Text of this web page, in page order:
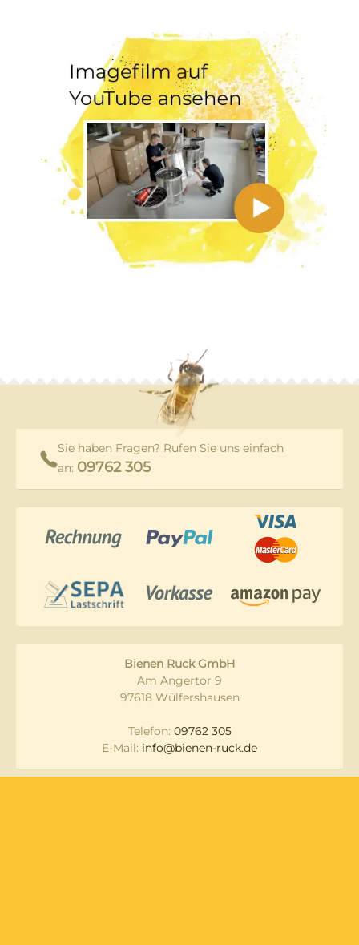
Sie haben Fragen? Rufen Sie uns einfach
an: 09762 305
Bienen Ruck GmbH
Am Angertor 9
97618 Wülfershausen
Telefon: 09762 305
E-Mail: info@bienen-ruck.de